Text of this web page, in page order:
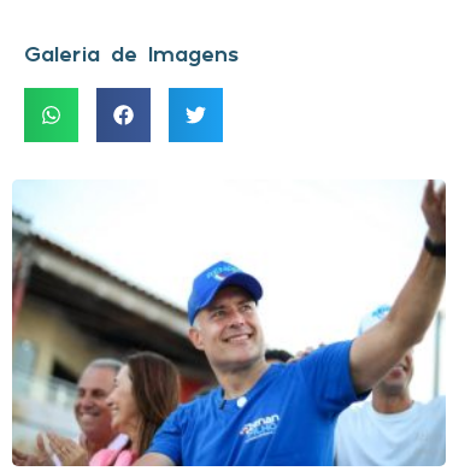
Galeria de Imagens